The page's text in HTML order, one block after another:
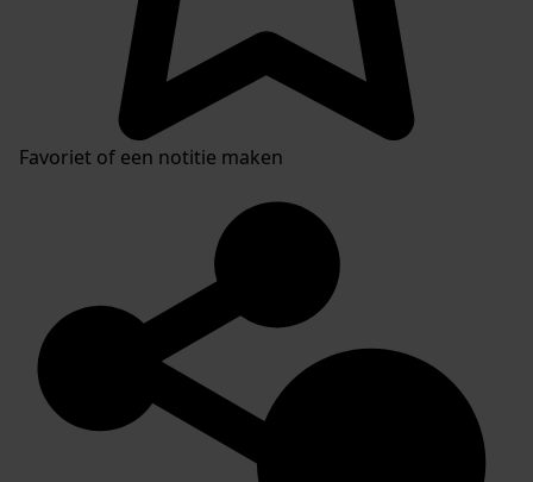
Favoriet of een notitie maken